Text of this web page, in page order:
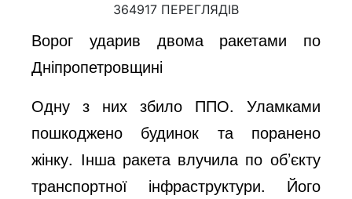
364917 ПЕРЕГЛЯДІВ
Ворог ударив двома ракетами по
Дніпропетровщині
Одну з них збило ППО. Уламками
пошкоджено будинок та поранено
жінку. Інша ракета влучила по об’єкту
транспортної інфраструктури. Його